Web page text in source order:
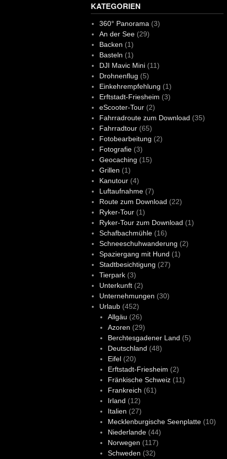
KATEGORIEN
360° Panorama(3)
An der See(29)
Backen (1)
Basteln (1)
DJI Mavic Mini(11)
Drohnenflug (5)
Einkehrempfehlung (1)
Erftstadt-Friesheim (3)
eScooter-Tour(2)
Fahrradroute zum Download (35)
Fahrradtour(65)
Fotobearbeitung (2)
Fotografie(3)
Geocaching (15)
Grillen (1)
Kanutour(4)
Luftaufnahme(7)
Route zum Download (22)
Ryker-Tour(1)
Ryker-Tour zum Download (1)
Schafbachmühle(16)
Schneeschuhwanderung (2)
Spaziergang mit Hund (1)
Stadtbesichtigung (27)
Tierpark(3)
Unterkunft(2)
Unternehmungen (30)
Urlaub(452)
Allgäu (26)
Azoren (29)
Berchtesgadener Land (5)
Deutschland (48)
Eifel(20)
Erftstadt-Friesheim (2)
Fränkische Schweiz(11)
Frankreich (61)
Irland (12)
Italien (27)
Mecklenburgische Seenplatte(10)
Niederlande(44)
Norwegen (117)
Schweden (32)